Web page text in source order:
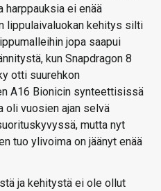
harppauksia ei enää
lippulaivaluokan kehitys silti
jopa saapui
kun Snapdragon 8
otti suurehkon
A16 Bionicin synteettisissä
oli vuosien ajan selvä
mutta nyt
tuo ylivoima on jäänyt enää
ja kehitystä ei ole ollut